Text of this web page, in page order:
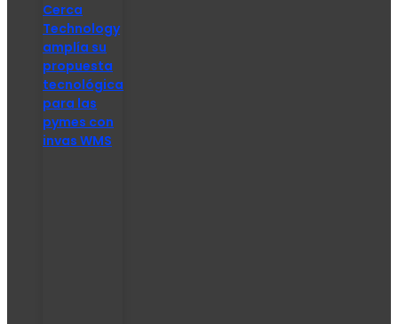
Cerca
Technology
amplía su
propuesta
tecnológica
para las
pymes con
invas WMS